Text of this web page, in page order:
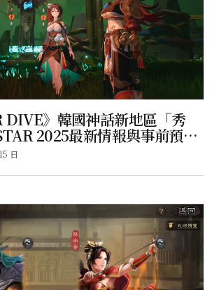
DIVE》韓國神話新地區「秀
2025最新情報與事前預約
日